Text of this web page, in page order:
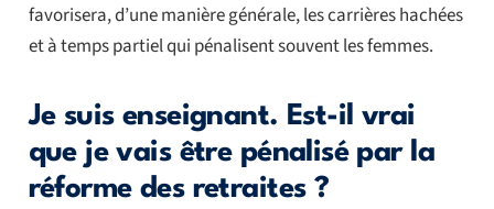
favorisera, d’une manière générale, les carrières hachées
et à temps partiel qui pénalisent souvent les femmes.
Je suis enseignant. Est-il vrai
que je vais être pénalisé par la
réforme des retraites ?